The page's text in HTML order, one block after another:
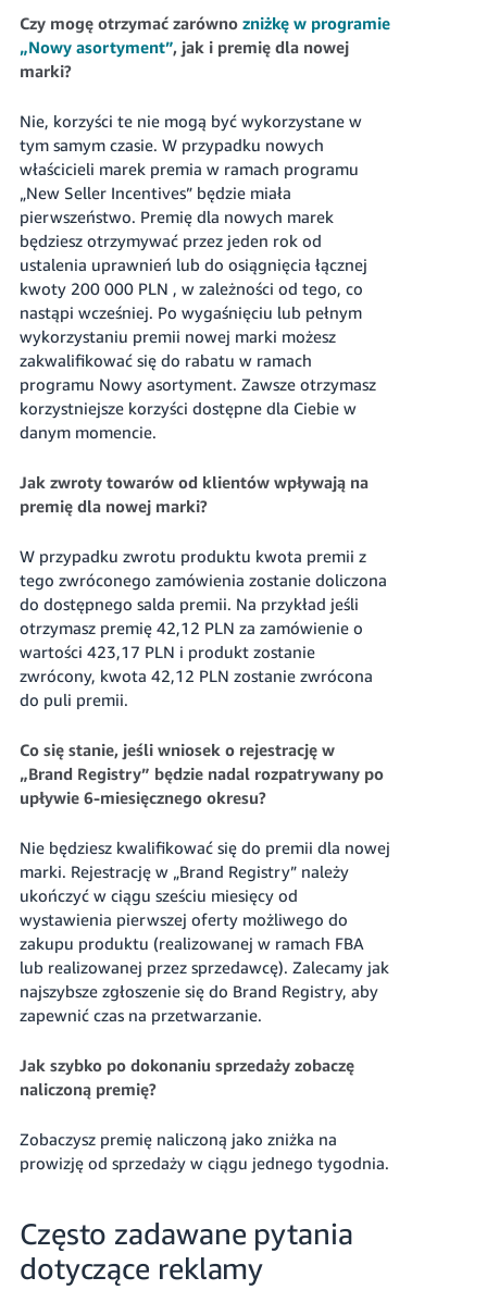
Czy mogę otrzymać zarówno zniżkę w programie
„Nowy asortyment”, jak i premię dla nowej
marki?
Nie, korzyści te nie mogą być wykorzystane w
tym samym czasie. W przypadku nowych
właścicieli marek premia w ramach programu
„New Seller Incentives” będzie miała
pierwszeństwo. Premię dla nowych marek
będziesz otrzymywać przez jeden rok od
ustalenia uprawnień lub do osiągnięcia łącznej
kwoty 200 000 PLN , w zależności od tego, co
nastąpi wcześniej. Po wygaśnięciu lub pełnym
wykorzystaniu premii nowej marki możesz
zakwalifikować się do rabatu w ramach
programu Nowy asortyment. Zawsze otrzymasz
korzystniejsze korzyści dostępne dla Ciebie w
danym momencie.
Jak zwroty towarów od klientów wpływają na
premię dla nowej marki?
W przypadku zwrotu produktu kwota premii z
tego zwróconego zamówienia zostanie doliczona
do dostępnego salda premii. Na przykład jeśli
otrzymasz premię 42,12 PLN za zamówienie o
wartości 423,17 PLN i produkt zostanie
zwrócony, kwota 42,12 PLN zostanie zwrócona
do puli premii.
Co się stanie, jeśli wniosek o rejestrację w
„Brand Registry” będzie nadal rozpatrywany po
upływie 6-miesięcznego okresu?
Nie będziesz kwalifikować się do premii dla nowej
marki. Rejestrację w „Brand Registry” należy
ukończyć w ciągu sześciu miesięcy od
wystawienia pierwszej oferty możliwego do
zakupu produktu (realizowanej w ramach FBA
lub realizowanej przez sprzedawcę). Zalecamy jak
najszybsze zgłoszenie się do Brand Registry, aby
zapewnić czas na przetwarzanie.
Jak szybko po dokonaniu sprzedaży zobaczę
naliczoną premię?
Zobaczysz premię naliczoną jako zniżka na
prowizję od sprzedaży w ciągu jednego tygodnia.
Często zadawane pytania
dotyczące reklamy